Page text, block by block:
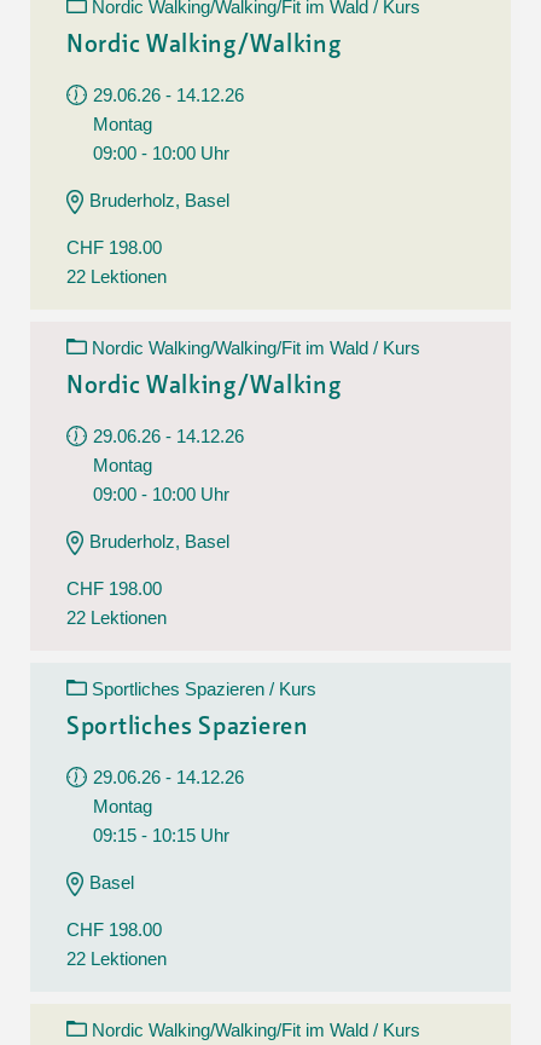
Nordic Walking/Walking/Fit im Wald / Kurs
Nordic Walking/Walking
29.06.26 - 14.12.26
Montag
09:00 - 10:00 Uhr
Bruderholz, Basel
CHF 198.00
22 Lektionen
Nordic Walking/Walking/Fit im Wald / Kurs
Nordic Walking/Walking
29.06.26 - 14.12.26
Montag
09:00 - 10:00 Uhr
Bruderholz, Basel
CHF 198.00
22 Lektionen
Sportliches Spazieren / Kurs
Sportliches Spazieren
29.06.26 - 14.12.26
Montag
09:15 - 10:15 Uhr
Basel
CHF 198.00
22 Lektionen
Nordic Walking/Walking/Fit im Wald / Kurs